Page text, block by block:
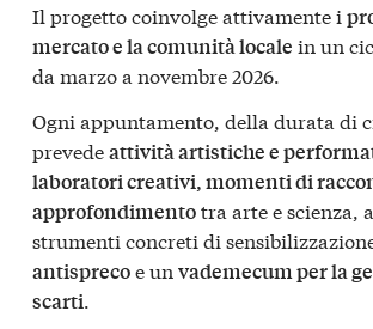
Il progetto coinvolge attivamente i
mercato e la comunità locale in un
da marzo a novembre 2026.
Ogni appuntamento, della durata di
prevedeattività artistiche e
laboratori creativi, momenti di
approfondimentotra arte e scienza,
strumenti concreti di
antisprecoe un vademecum per la
scarti.